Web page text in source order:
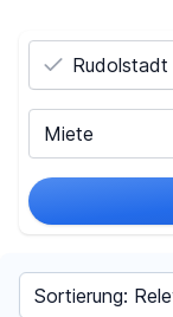
Sortieren nach